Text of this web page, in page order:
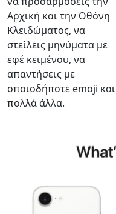
Αρχική και την Οθόνη
Κλειδώματος, να
στείλεις μηνύματα με
εφέ κειμένου, να
απαντήσεις με
οποιοδήποτε emoji και
πολλά άλλα.